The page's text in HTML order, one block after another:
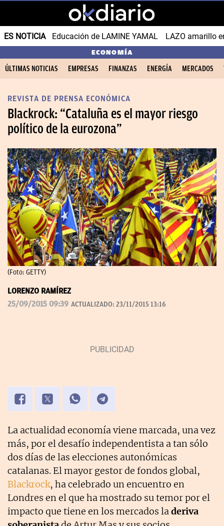
ES NOTICIA Educación de LAMINE YAMAL LAZO amarillo
ECONOMÍA
ÚLTIMAS NOTICIAS EMPRESAS FINANZAS ENERGÍA MERCADOS
REVISTA DE PRENSA ECONÓMICA
Blackrock: “Cataluña es el mayor riesgo
político de la eurozona”
(Foto: GETTY)
LORENZO RAMÍREZ
25/09/2015 09:39 ACTUALIZADO: 23/11/2015 13:16
La actualidad economía viene marcada, una vez
más, por el desafío independentista a tan sólo
dos días de las elecciones autonómicas
catalanas. El mayor gestor de fondos global,
Blackrock, ha celebrado un encuentro en
Londres en el que ha mostrado su temor por el
impacto que tiene en los mercados laderiva